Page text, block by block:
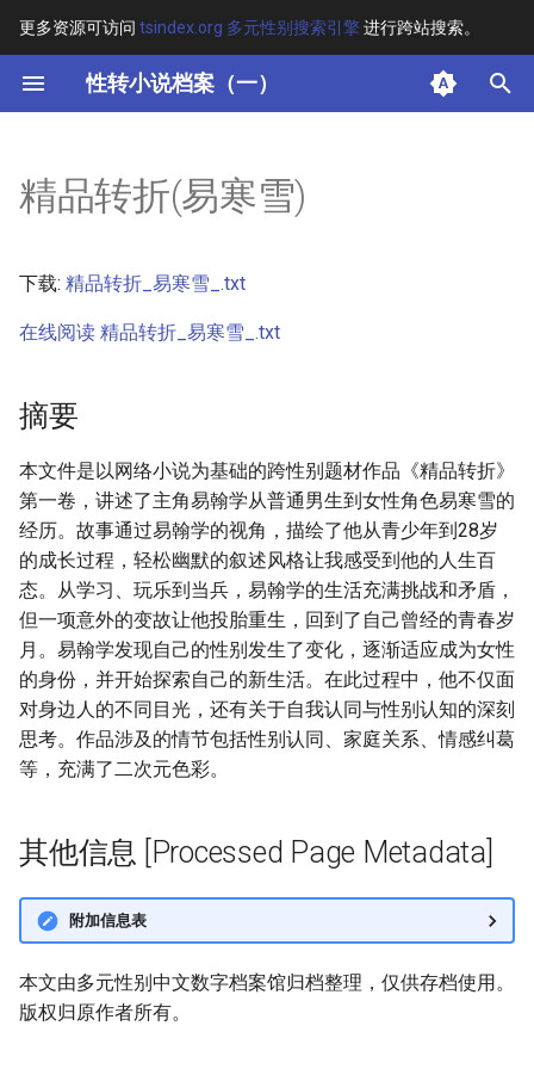
更多资源可访问 tsindex.org 多元性别搜索引擎进行跨站搜索。
性转小说档案（一）
键
开
搜
索
其他信息 [Processed Page
精品转折(易寒雪)
下载: 精品转折_易寒雪_.txt
在线阅读 精品转折_易寒雪_.txt
摘要
本文件是以网络小说为基础的跨性别题材作品《精品转折》
第一卷，讲述了主角易翰学从普通男生到女性角色易寒雪的
经历。故事通过易翰学的视角，描绘了他从青少年到28岁
的成长过程，轻松幽默的叙述风格让我感受到他的人生百
态。从学习、玩乐到当兵，易翰学的生活充满挑战和矛盾，
但一项意外的变故让他投胎重生，回到了自己曾经的青春岁
月。易翰学发现自己的性别发生了变化，逐渐适应成为女性
的身份，并开始探索自己的新生活。在此过程中，他不仅面
对身边人的不同目光，还有关于自我认同与性别认知的深刻
思考。作品涉及的情节包括性别认同、家庭关系、情感纠葛
等，充满了二次元色彩。
其他信息 [Processed Page Metadata]
附加信息表
本文由多元性别中文数字档案馆归档整理，仅供存档使用。
版权归原作者所有。